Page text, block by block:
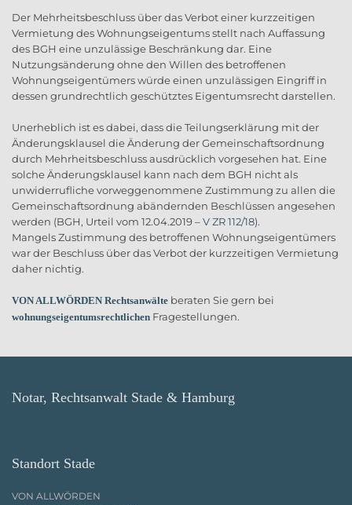
Der Mehrheitsbeschluss über das Verbot einer kurzzeitigen
Vermietung des Wohnungseigentums stellt nach Auffassung
des BGH eine unzulässige Beschränkung dar. Eine
Nutzungsänderung ohne den Willen des betroffenen
Wohnungseigentümers würde einen unzulässigen Eingriff in
dessen grundrechtlich geschütztes Eigentumsrecht darstellen.
Unerheblich ist es dabei, dass die Teilungserklärung mit der
Änderungsklausel die Änderung der Gemeinschaftsordnung
durch Mehrheitsbeschluss ausdrücklich vorgesehen hat. Eine
solche Änderungsklausel kann nach dem BGH nicht als
unwiderrufliche vorweggenommene Zustimmung zu allen die
Gemeinschaftsordnung abändernden Beschlüssen angesehen
werden (BGH, Urteil vom 12.04.2019 –V ZR 112/18).
Mangels Zustimmung des betroffenen Wohnungseigentümers
war der Beschluss über das Verbot der kurzzeitigen Vermietung
daher nichtig.
VON ALLWÖRDEN Rechtsanwälte beraten Sie gern bei
wohnungseigentumsrechtlichen Fragestellungen.
Notar, Rechtsanwalt Stade & Hamburg
Standort Stade
VON ALLWÖRDEN